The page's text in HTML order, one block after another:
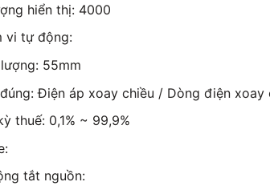
hiển thị: 4000
vi tự động:
55mm
đúng: Điện áp xoay chiều / Dòng điện xoay
thuế: 0,1% ~ 99,9%
tắt nguồn: